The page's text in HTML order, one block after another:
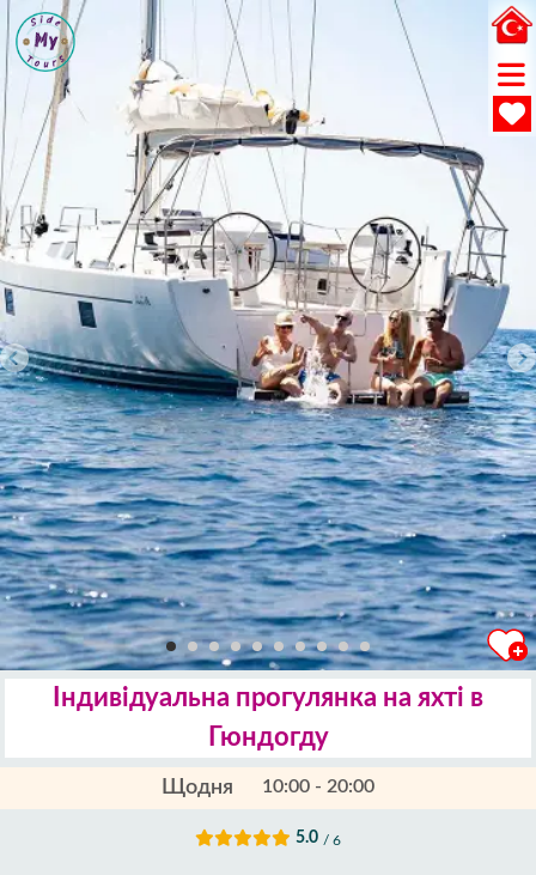
Індивідуальна прогулянка на яхті в
Гюндогду
Щодня 10:00 - 20:00
5.0 / 6